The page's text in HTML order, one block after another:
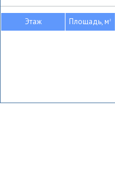
Этаж Площадь, м2